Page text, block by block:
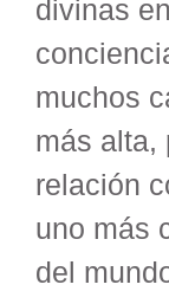
divinas
muchos
más alta,
relación
uno más
del